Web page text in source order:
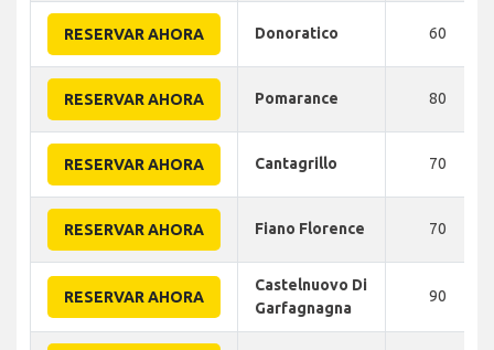
RESERVAR AHORA Donoratico 60
RESERVAR AHORA Pomarance 80
RESERVAR AHORA Cantagrillo 70
RESERVAR AHORA Fiano Florence 70
RESERVAR AHORA
Castelnuovo Di
Garfagnagna
90